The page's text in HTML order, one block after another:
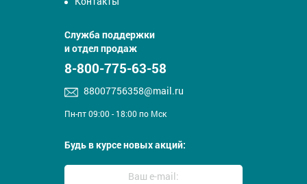
Служба поддержки
и отдел продаж
8-800-775-63-58
88007756358@mail.ru
Пн-пт 09:00 - 18:00 по Мск
Будь в курсе новых акций: